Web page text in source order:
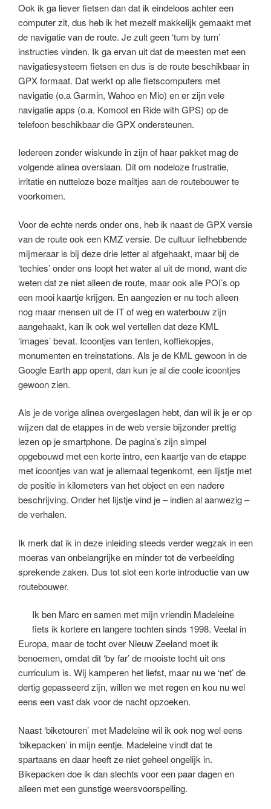
Ook ik ga liever fietsen dan dat ik eindeloos achter een
computer zit, dus heb ik het mezelf makkelijk gemaakt met
de navigatie van de route. Je zult geen ‘turn by turn’
instructies vinden. Ik ga ervan uit dat de meesten met een
navigatiesysteem fietsen en dus is de route beschikbaar in
GPX formaat. Dat werkt op alle fietscomputers met
navigatie (o.a Garmin, Wahoo en Mio) en er zijn vele
navigatie apps (o.a. Komoot en Ride with GPS) op de
telefoon beschikbaar die GPX ondersteunen.
Iedereen zonder wiskunde in zijn of haar pakket mag de
volgende alinea overslaan. Dit om nodeloze frustratie,
irritatie en nutteloze boze mailtjes aan de routebouwer te
voorkomen.
Voor de echte nerds onder ons, heb ik naast de GPX versie
van de route ook een KMZ versie. De cultuur liefhebbende
mijmeraar is bij deze drie letter al afgehaakt, maar bij de
‘techies’ onder ons loopt het water al uit de mond, want die
weten dat ze niet alleen de route, maar ook alle POI’s op
een mooi kaartje krijgen. En aangezien er nu toch alleen
nog maar mensen uit de IT of weg en waterbouw zijn
aangehaakt, kan ik ook wel vertellen dat deze KML
‘images’ bevat. Icoontjes van tenten, koffiekopjes,
monumenten en treinstations. Als je de KML gewoon in de
Google Earth app opent, dan kun je al die coole icoontjes
gewoon zien.
Als je de vorige alinea overgeslagen hebt, dan wil ik je er op
wijzen dat de etappes in de web versie bijzonder prettig
lezen op je smartphone. De pagina’s zijn simpel
opgebouwd met een korte intro, een kaartje van de etappe
met icoontjes van wat je allemaal tegenkomt, een lijstje met
de positie in kilometers van het object en een nadere
beschrijving. Onder het lijstje vind je – indien al aanwezig –
de verhalen.
Ik merk dat ik in deze inleiding steeds verder wegzak in een
moeras van onbelangrijke en minder tot de verbeelding
sprekende zaken. Dus tot slot een korte introductie van uw
routebouwer.
Ik ben Marc en samen met mijn vriendin Madeleine
fiets ik kortere en langere tochten sinds 1998. Veelal in
Europa, maar de tocht over Nieuw Zeeland moet ik
benoemen, omdat dit ‘by far’ de mooiste tocht uit ons
curriculum is. Wij kamperen het liefst, maar nu we ‘net’ de
dertig gepasseerd zijn, willen we met regen en kou nu wel
eens een vast dak voor de nacht opzoeken.
Naast ‘biketouren’ met Madeleine wil ik ook nog wel eens
‘bikepacken’ in mijn eentje. Madeleine vindt dat te
spartaans en daar heeft ze niet geheel ongelijk in.
Bikepacken doe ik dan slechts voor een paar dagen en
alleen met een gunstige weersvoorspelling.